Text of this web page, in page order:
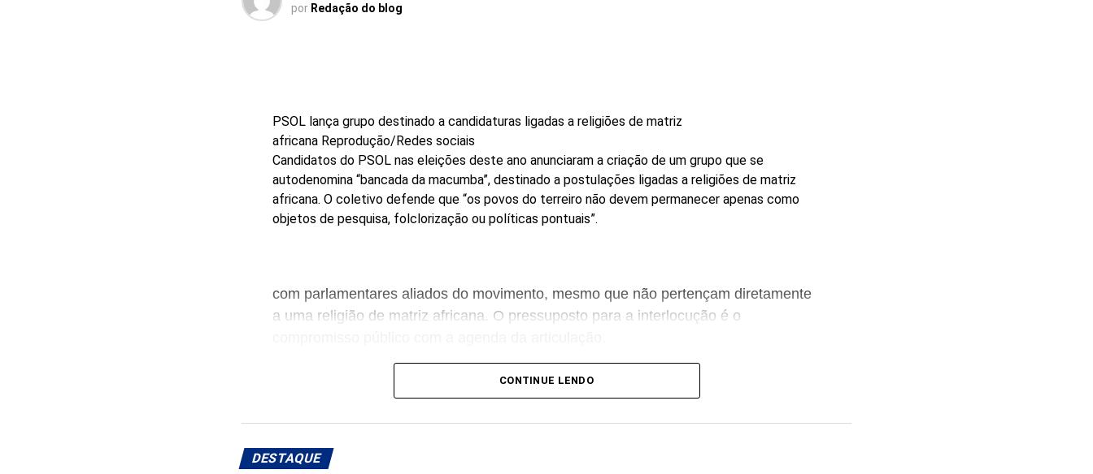
por Redação do blog
PSOL lança grupo destinado a candidaturas ligadas a religiões de matriz
africana Reprodução/Redes sociais
Candidatos do PSOL nas eleições deste ano anunciaram a criação de um grupo que se
autodenomina “bancada da macumba”, destinado a postulações ligadas a religiões de matriz
africana. O coletivo defende que “os povos do terreiro não devem permanecer apenas como
objetos de pesquisa, folclorização ou políticas pontuais”.
com parlamentares aliados do movimento, mesmo que não pertençam diretamente
a uma religião de matriz africana. O pressuposto para a interlocução é o
“Ninguém pode falar melhor por nós do que nós mesmos. Enquanto não tivermos
macumbeiros e macumbeiras ocupando os parlamentos, continuaremos sendo
lembrados apenas em momentos pontuais”, dizem os candidatos à Câmara.
A articulação reúne seis candidatos à Câmara dos Deputados:
CONTINUE LENDO
DESTAQUE